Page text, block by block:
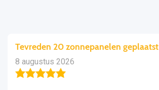
Tevreden 20 zonnepanelen geplaatst
8 augustus 2026